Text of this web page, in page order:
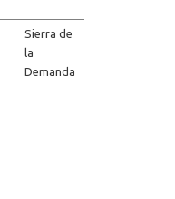
Sierra de
la
Demanda